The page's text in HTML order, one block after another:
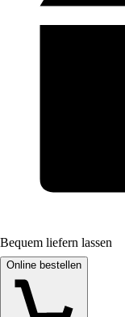
Bequem liefern lassen
Online bestellen